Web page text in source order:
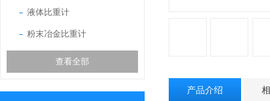
液体比重计
粉末冶金比重计
查看全部
产品介绍